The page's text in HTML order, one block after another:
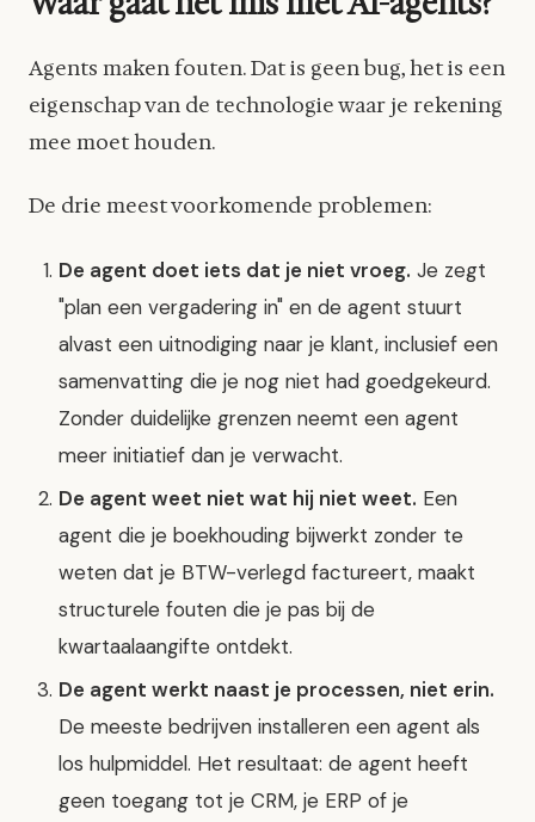
Agents maken fouten. Dat is geen bug, het is een
eigenschap van de technologie waar je rekening
mee moet houden.
De drie meest voorkomende problemen:
De agent doet iets dat je niet vroeg. Je zegt
"plan een vergadering in" en de agent stuurt
alvast een uitnodiging naar je klant, inclusief een
samenvatting die je nog niet had goedgekeurd.
Zonder duidelijke grenzen neemt een agent
meer initiatief dan je verwacht.
De agent weet niet wat hij niet weet. Een
agent die je boekhouding bijwerkt zonder te
weten dat je BTW-verlegd factureert, maakt
structurele fouten die je pas bij de
kwartaalaangifte ontdekt.
De agent werkt naast je processen, niet erin.
De meeste bedrijven installeren een agent als
los hulpmiddel. Het resultaat: de agent heeft
geen toegang tot je CRM, je ERP of je